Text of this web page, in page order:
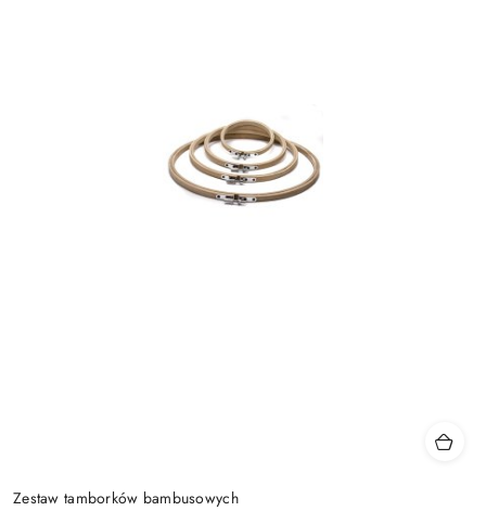
Zestaw tamborków bambusowych